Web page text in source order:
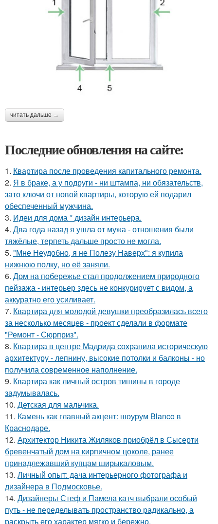
читать дальше →
Последние обновления на сайте:
1. Квартира после проведения капитального ремонта.
2. Я в браке, а у подруги - ни штампа, ни обязательств,
зато ключи от новой квартиры, которую ей подарил
обеспеченный мужчина.
3. Идеи для дома * дизайн интерьера.
4. Два года назад я ушла от мужа - отношения были
тяжёлые, терпеть дальше просто не могла.
5. "Мне Неудобно, я не Полезу Наверх": я купила
нижнюю полку, но её заняли.
6. Дом на побережье стал продолжением природного
пейзажа - интерьер здесь не конкурирует с видом, а
аккуратно его усиливает.
7. Квартира для молодой девушки преобразилась всего
за несколько месяцев - проект сделали в формате
"Ремонт - Сюрприз".
8. Квартира в центре Мадрида сохранила историческую
архитектуру - лепнину, высокие потолки и балконы - но
получила современное наполнение.
9. Квартира как личный остров тишины в городе
задумывалась.
10. Детская для мальчика.
11. Камень как главный акцент: шоурум Blanco в
Краснодаре.
12. Архитектор Никита Жиляков приобрёл в Сысерти
бревенчатый дом на кирпичном цоколе, ранее
принадлежавший купцам ширыкаловым.
13. Личный опыт: дача интерьерного фотографа и
дизайнера в Подмосковье.
14. Дизайнеры Стеф и Памела катч выбрали особый
путь - не переделывать пространство радикально, а
раскрыть его характер мягко и бережно.